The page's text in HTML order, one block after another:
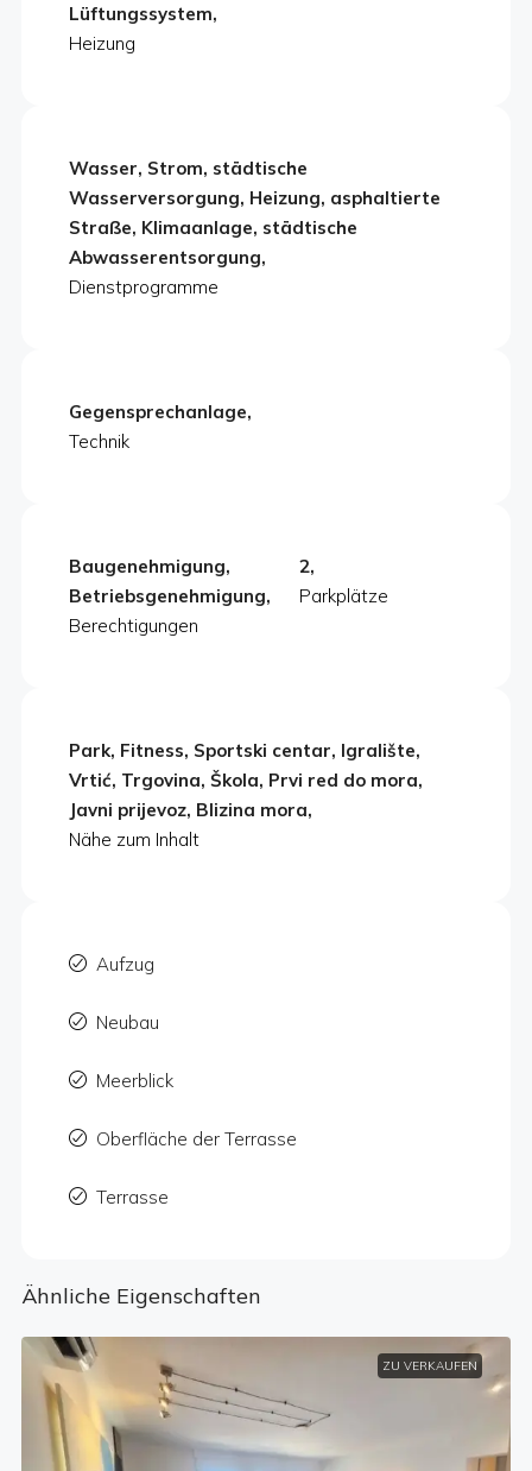
Lüftungssystem,
Heizung
Wasser, Strom, städtische
Wasserversorgung, Heizung, asphaltierte
Straße, Klimaanlage, städtische
Abwasserentsorgung,
Dienstprogramme
Gegensprechanlage,
Technik
Baugenehmigung,
Betriebsgenehmigung,
Berechtigungen
2,
Parkplätze
Park, Fitness, Sportski centar, Igralište,
Vrtić, Trgovina, Škola, Prvi red do mora,
Javni prijevoz, Blizina mora,
Nähe zum Inhalt
Aufzug
Neubau
Meerblick
Oberfläche der Terrasse
Terrasse
Ähnliche Eigenschaften
ZU VERKAUFEN